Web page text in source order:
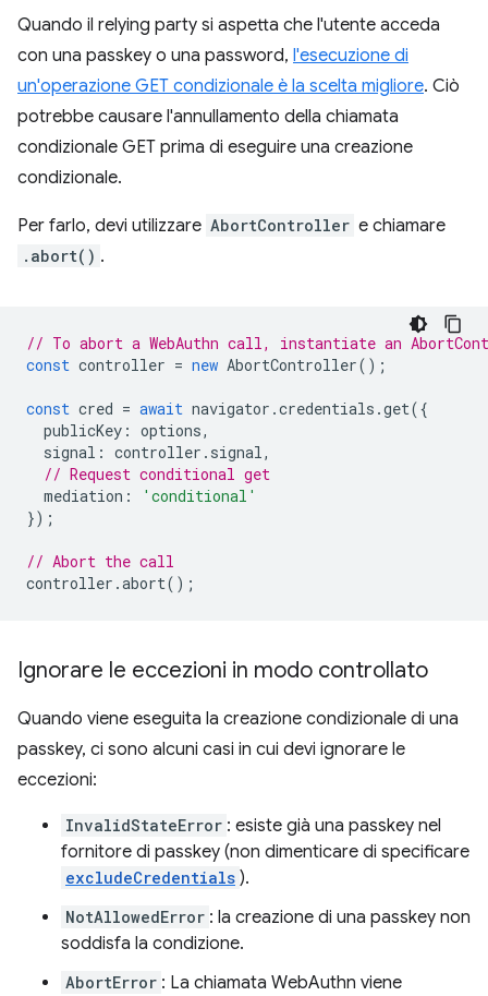
Quando il relying party si aspetta che l'utente acceda
con una passkey o una password, l'esecuzione di
un'operazione GET condizionale è la scelta migliore. Ciò
potrebbe causare l'annullamento della chiamata
condizionale GET prima di eseguire una creazione
condizionale.
Per farlo, devi utilizzare AbortController e chiamare
.abort() .
// To abort a WebAuthn call, instantiate an
const controller = new AbortController();
const cred = await navigator .credentials .get({
publicKey : options,
signal : controller . signal ,
// Request conditional get
mediation :
'conditional'
});
// Abort the call
controller .abort();
Ignorare le eccezioni in modo controllato
Quando viene eseguita la creazione condizionale di una
passkey, ci sono alcuni casi in cui devi ignorare le
eccezioni:
InvalidStateError : esiste già una passkey nel
fornitore di passkey (non dimenticare di specificare
excludeCredentials ).
NotAllowedError : la creazione di una passkey non
soddisfa la condizione.
AbortError : La chiamata WebAuthn viene